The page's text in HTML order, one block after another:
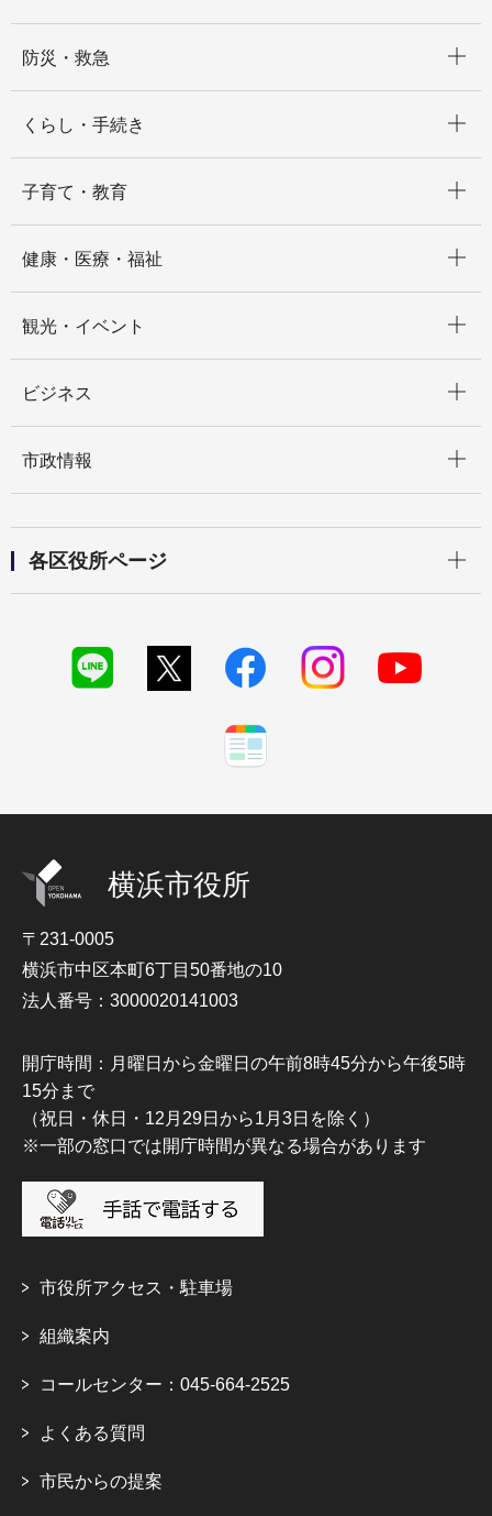
防災・救急
くらし・手続き
子育て・教育
健康・医療・福祉
観光・イベント
ビジネス
市政情報
各区役所ページ
横浜市役所
〒231-0005
横浜市中区本町6丁目50番地の10
法人番号：3000020141003
開庁時間：月曜日から金曜日の午前8時45分から午後5時
15分まで
（祝日・休日・12月29日から1月3日を除く）
※一部の窓口では開庁時間が異なる場合があります
市役所アクセス・駐車場
組織案内
コールセンター：045-664-2525
よくある質問
市民からの提案